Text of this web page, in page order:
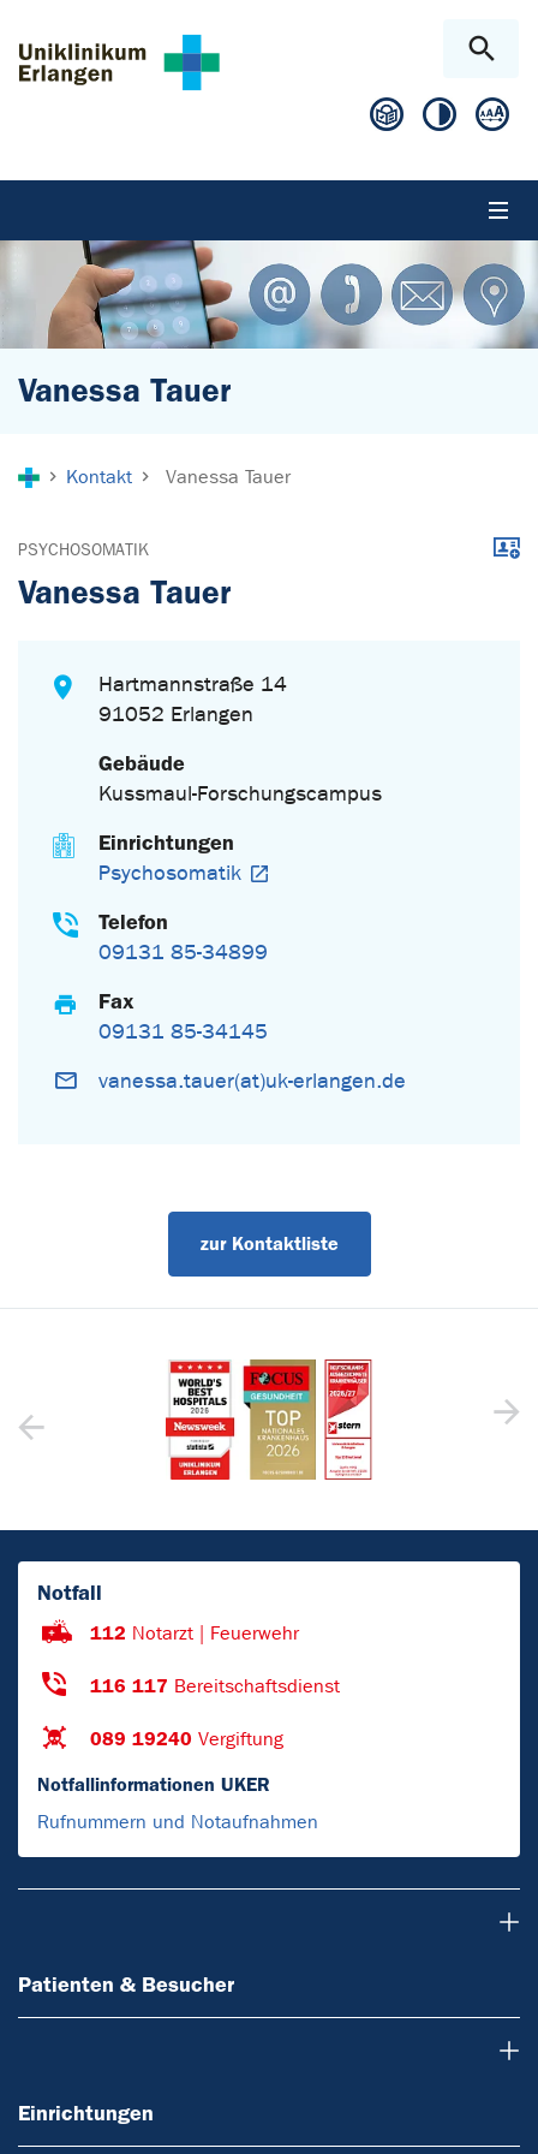
Vanessa Tauer
Kontakt Vanessa Tauer
PSYCHOSOMATIK
Vanessa Tauer
Hartmannstraße 14
91052 Erlangen
Gebäude
Kussmaul-Forschungscampus
Einrichtungen
Psychosomatik
Telefon
09131 85-34899
Fax
09131 85-34145
vanessa.tauer(at)uk-erlangen.de
zur Kontaktliste
Notfall
112 Notarzt | Feuerwehr
116 117 Bereitschaftsdienst
089 19240 Vergiftung
Notfallinformationen UKER
Rufnummern und Notaufnahmen
Patienten & Besucher
Einrichtungen